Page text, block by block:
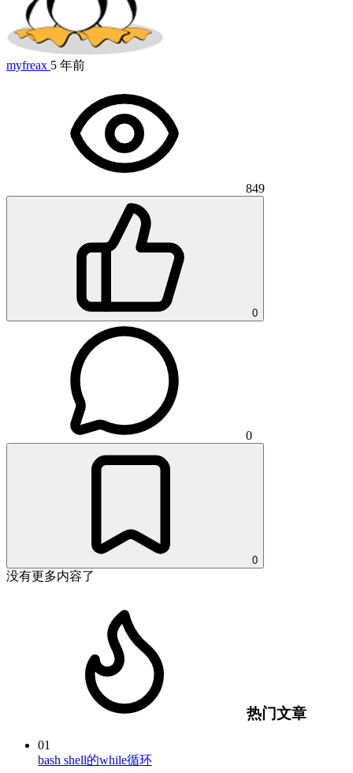
myfreax 5 年前
849
0
0
0
没有更多内容了
热门文章
01
bash shell的while循环